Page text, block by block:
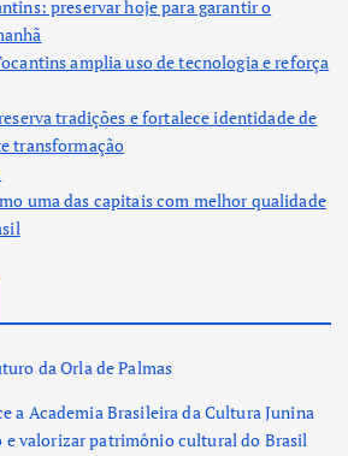
preservar hoje para garantir o
amplia uso de tecnologia e reforça
tradições e fortalece identidade de
transformação
uma das capitais com melhor qualidade
da Orla de Palmas
a Academia Brasileira da Cultura Junina
e valorizar patrimônio cultural do Brasil